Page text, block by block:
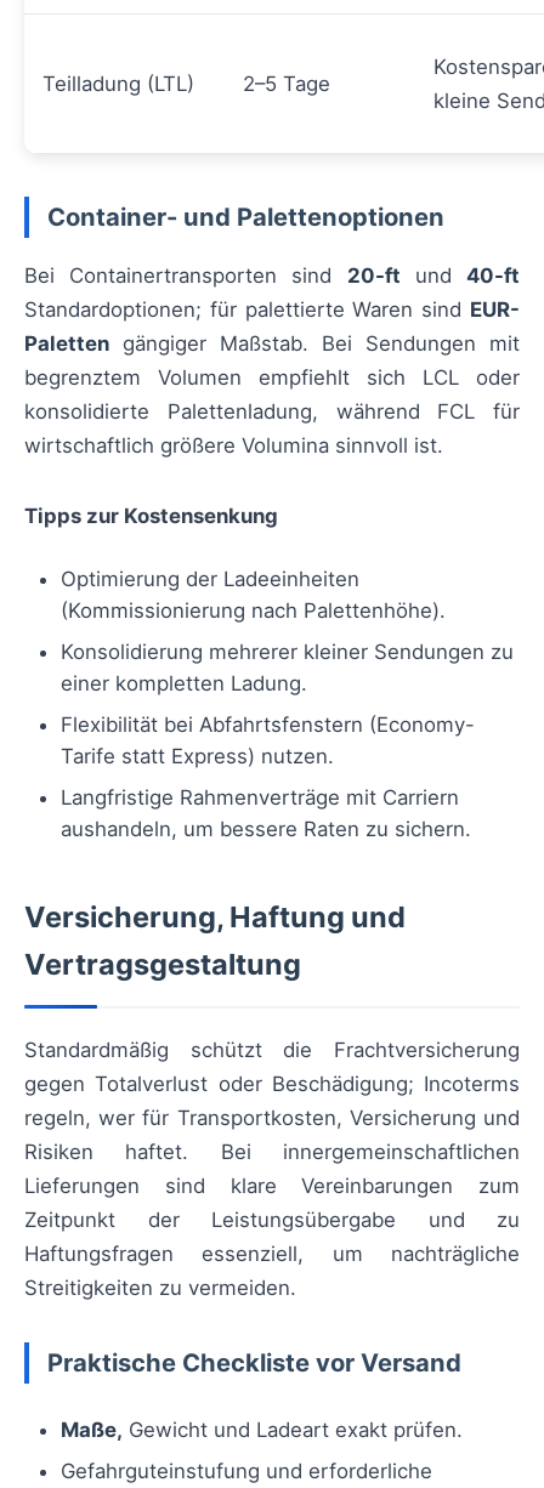
Teilladung (LTL) 2–5 Tage
kleine
Container- und Palettenoptionen
Bei Containertransporten sind 20-ft und40-ft
Standardoptionen; für palettierte Waren sind EUR-
Paletten gängiger Maßstab. Bei Sendungen mit
begrenztem Volumen empfiehlt sich LCL oder
konsolidierte Palettenladung, während FCL für
wirtschaftlich größere Volumina sinnvoll ist.
Tipps zur Kostensenkung
Optimierung der Ladeeinheiten
(Kommissionierung nach Palettenhöhe).
Konsolidierung mehrerer kleiner Sendungen zu
einer kompletten Ladung.
Flexibilität bei Abfahrtsfenstern (Economy-
Tarife statt Express) nutzen.
Langfristige Rahmenverträge mit Carriern
aushandeln, um bessere Raten zu sichern.
Versicherung, Haftung und
Vertragsgestaltung
Standardmäßig schützt die Frachtversicherung
gegen Totalverlust oder Beschädigung; Incoterms
regeln, wer für Transportkosten, Versicherung und
Risiken haftet. Bei innergemeinschaftlichen
Lieferungen sind klare Vereinbarungen zum
Zeitpunkt der Leistungsübergabe und zu
Haftungsfragen essenziell, um nachträgliche
Streitigkeiten zu vermeiden.
Praktische Checkliste vor Versand
Maße, Gewicht und Ladeart exakt prüfen.
Gefahrguteinstufung und erforderliche